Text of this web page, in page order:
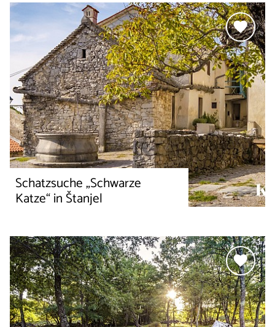
Schatzsuche „Schwarze
Katze“ in Štanjel